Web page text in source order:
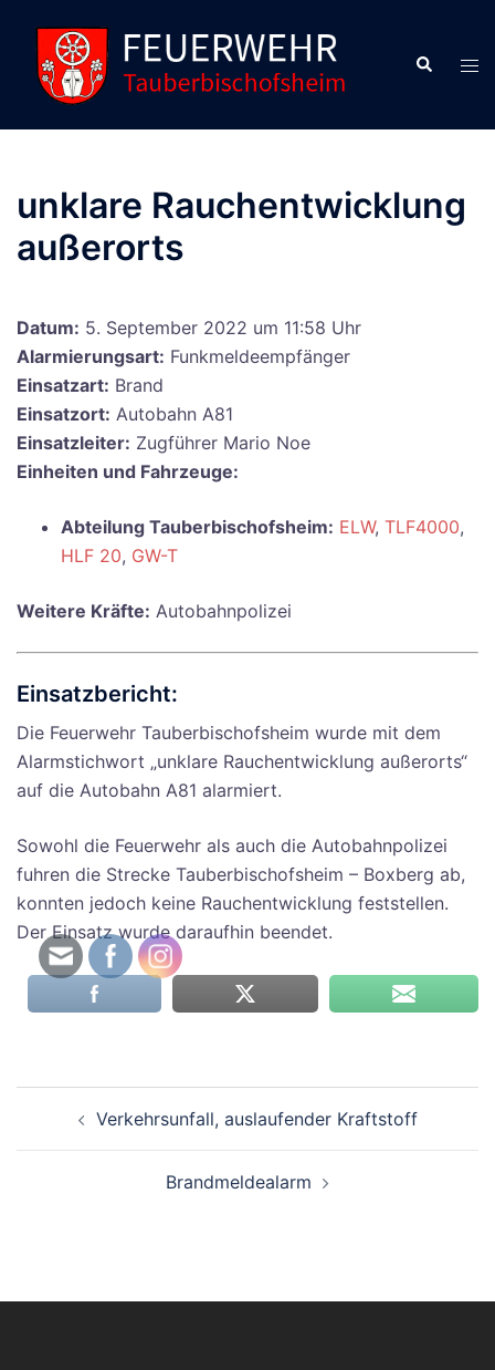
Inhalt
springen
Suche
unklare Rauchentwicklung
außerorts
Datum: 5. September 2022 um 11:58 Uhr
Alarmierungsart: Funkmeldeempfänger
Einsatzart: Brand
Einsatzort: Autobahn A81
Einsatzleiter: Zugführer Mario Noe
Einheiten und Fahrzeuge:
Abteilung Tauberbischofsheim: ELW, TLF4000,
HLF 20, GW-T
Weitere Kräfte: Autobahnpolizei
Einsatzbericht:
Die Feuerwehr Tauberbischofsheim wurde mit dem
Alarmstichwort „unklare Rauchentwicklung außerorts“
auf die Autobahn A81 alarmiert.
Sowohl die Feuerwehr als auch die Autobahnpolizei
fuhren die Strecke Tauberbischofsheim – Boxberg ab,
konnten jedoch keine Rauchentwicklung feststellen.
Der Einsatz wurde daraufhin beendet.
Verkehrsunfall, auslaufender Kraftstoff
Brandmeldealarm